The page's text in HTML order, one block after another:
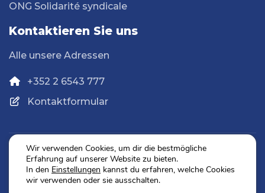
ONG Solidarité syndicale
Kontaktieren Sie uns
Alle unsere Adressen
+352 2 6543 777
Kontaktformular
Datenschutz
Impressum
Wir verwenden Cookies, um dir die bestmögliche
Erfahrung auf unserer Website zu bieten.
In den Einstellungen kannst du erfahren, welche Cookies
wir verwenden oder sie ausschalten.